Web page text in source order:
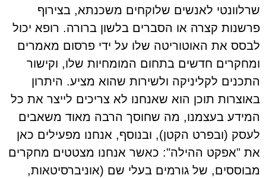
שרלוונטי לאנשים שלוקחים משכנתא, בצירוף
פרשנות קצרה או הסברים בלשון ברורה. רופא יכול
לבסס את האוטוריטה שלו על ידי פרסום מאמרים
ומחקרים חדשים בתחום המומחיות שלו, וקישור
התכנים לקליניקה ולשירות שהוא מציע. היתרון
באוצרות תוכן הוא שאנחנו לא צריכים לייצר את כל
המידע בעצמנו, מה שחוסך הרבה מאוד משאבים
לעסק (ובפרט הקטן), ובנוסף, אנחנו מפעילים כאן
את "אפקט ההילה": כאשר אנחנו מצטטים מחקרים
מבוססים, של גורמים בעלי שם (אוניברסיטאות,